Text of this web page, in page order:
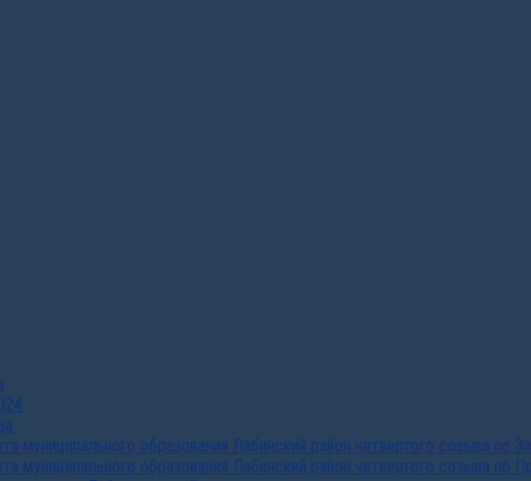
муниципального образования Лабинский район четвертого созыва по
муниципального образования Лабинский район четвертого созыва по